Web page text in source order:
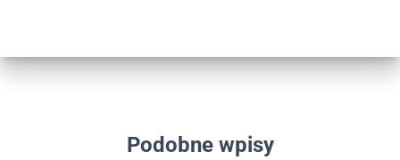
Podobne wpisy